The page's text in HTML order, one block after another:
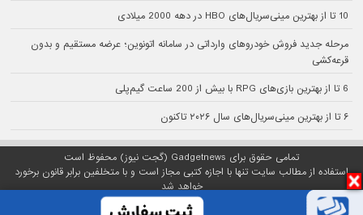
10 تا از بهترین مینی‌سریال‌های HBO در دهه 2000 میلادی
مرحله جدید فروش خودروهای وارداتی در سامانه اتونوین؛ عرضه مستقیم و بدون
قرعه‌کشی
6 تا از بهترین بازی‌های RPG با بیش از 200 ساعت گیم‌پلی
۶ تا از بهترین مینی‌سریال‌های سال ۲۰۲۶ تاکنون
تمامی حقوق برای Gadgetnews (گجت نیوز) محفوظ است
استفاده از مطالب سایت تنها با اجازه کتبی مجاز است و با متخلفین برابر قانون برخورد
خواهد شد
سرور اختصاصیمبین هاست میزبانی می‌شود